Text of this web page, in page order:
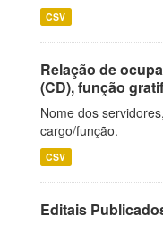
CSV
Relação de
(CD), função
Nome dos
cargo/função.
CSV
Editais